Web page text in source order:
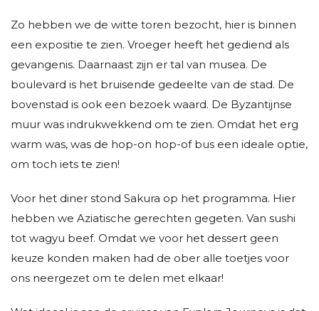
Zo hebben we de witte toren bezocht, hier is binnen
een expositie te zien. Vroeger heeft het gediend als
gevangenis. Daarnaast zijn er tal van musea. De
boulevard is het bruisende gedeelte van de stad. De
bovenstad is ook een bezoek waard. De Byzantijnse
muur was indrukwekkend om te zien. Omdat het erg
warm was, was de hop-on hop-of bus een ideale optie,
om toch iets te zien!
Voor het diner stond Sakura op het programma. Hier
hebben we Aziatische gerechten gegeten. Van sushi
tot wagyu beef. Omdat we voor het dessert geen
keuze konden maken had de ober alle toetjes voor
ons neergezet om te delen met elkaar!